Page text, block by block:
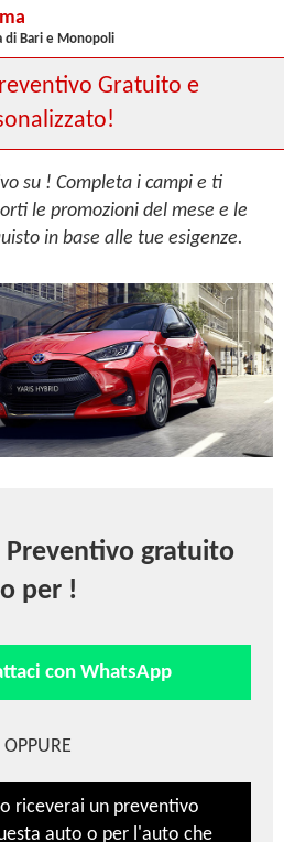
di Bari e Monopoli
Gratuito e
su ! Completa i campi e ti
le promozioni del mese e le
in base alle tue esigenze.
Preventivo gratuito
per !
con WhatsApp
OPPURE
riceverai un preventivo
auto o per l'auto che